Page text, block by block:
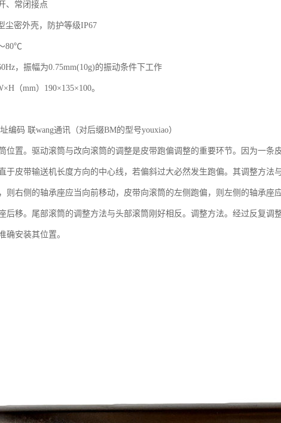
、常闭接点
尘密外壳，防护等级IP67
80℃
，振幅为0.75mm(10g)的振动条件下工作
（mm）190×135×100。
编码 联wang通讯（对后缀BM的型号youxiao）
位置。驱动滚筒与改向滚筒的调整是皮带跑偏调整的重要环节。因为一条
于皮带输送机长度方向的中心线，若偏斜过大必然发生跑偏。其调整方法
则右侧的轴承座应当向前移动，皮带向滚筒的左侧跑偏，则左侧的轴承座
后移。尾部滚筒的调整方法与头部滚筒刚好相反。调整方法。经过反复调
确安装其位置。